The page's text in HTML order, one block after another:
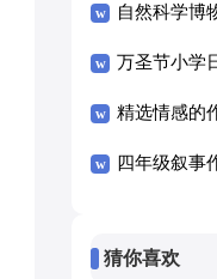
自然科学博
万圣节小学
精选情感的
四年级叙事
猜你喜欢